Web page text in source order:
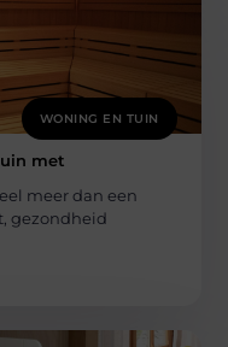
WONING EN TUIN
met
meer dan een
gezondheid